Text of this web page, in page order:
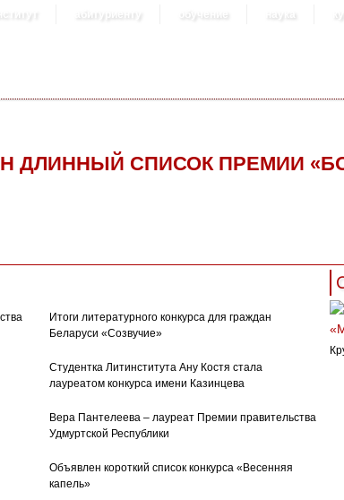
абитуриенту обучение наука
ДЛИННЫЙ СПИСОК ПРЕМИИ
Итоги литературного конкурса для граждан
Беларуси «Созвучие»
Студентка Литинститута Ану Костя стала
лауреатом конкурса имени Казинцева
Вера Пантелеева – лауреат Премии правительства
Удмуртской Республики
Объявлен короткий список конкурса «Весенняя
капель»